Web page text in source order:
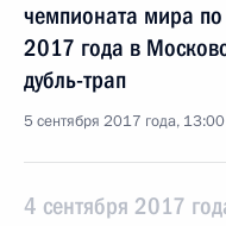
чемпионата мира по
2017 года в
дубль-трап
5 сентября 2017 года, 13:00
4 сентября 2017